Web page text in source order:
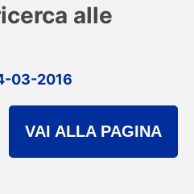
alle
03-2016
VAI ALLA PAGINA